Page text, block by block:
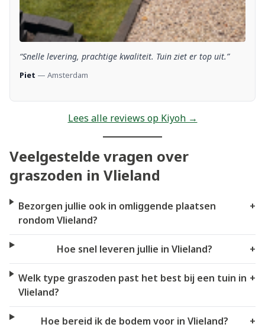
“Snelle levering, prachtige kwaliteit. Tuin ziet er top uit.”
Piet — Amsterdam
Lees alle reviews op Kiyoh →
Veelgestelde vragen over
graszoden in Vlieland
Bezorgen jullie ook in omliggende plaatsen
rondom Vlieland?
+
Hoe snel leveren jullie in Vlieland? +
Welk type graszoden past het best bij een tuin in
Vlieland?
+
Hoe bereid ik de bodem voor in Vlieland? +